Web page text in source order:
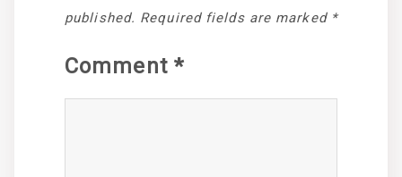
published. Required fields are marked *
Comment *